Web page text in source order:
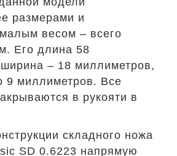
размерами и
весом – всего
Его длина 58
– 18 миллиметров,
9 миллиметров. Все
в рукояти в
складного ножа
SD 0.6223 напрямую